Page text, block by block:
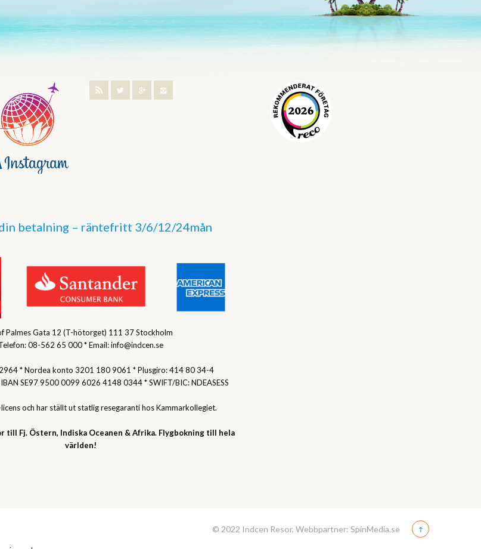
betalning – räntefritt 3/6/12/24mån
Palmes Gata 12 (T-hötorget) 111 37 Stockholm
08-562 65 000 * Email: info@indcen.se
* Nordea konto 3201 180 9061 * Plusgiro: 414 80 34-4
SE97 9500 0099 6026 4148 0344 * SWIFT/BIC: NDEASESS
och har ställt ut statlig resegaranti hos Kammarkollegiet.
till Fj. Östern, Indiska Oceanen & Afrika. Flygbokning till hela
världen!
© 2022 Indcen Resor, Webbpartner: SpinMedia.se